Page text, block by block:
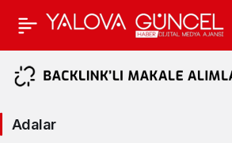
Adalar
Haberleri
Adalar